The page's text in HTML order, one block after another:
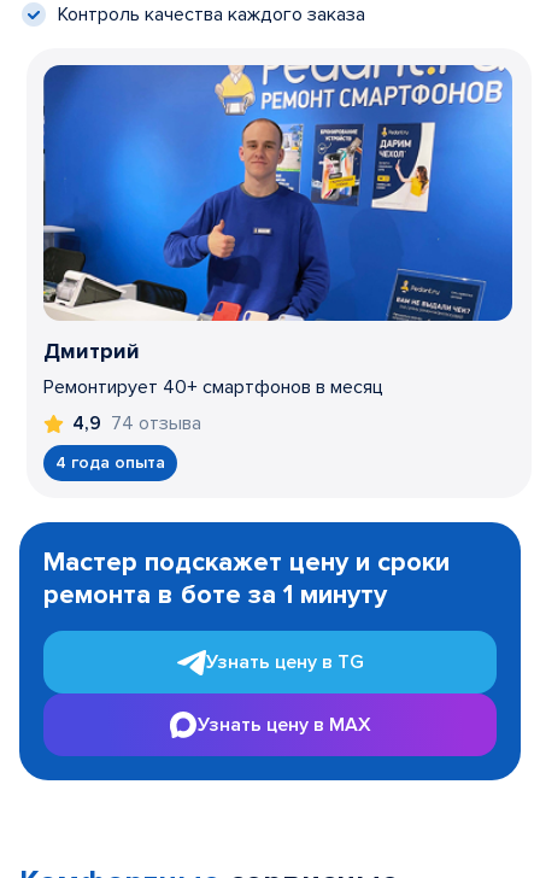
Контроль качества каждого заказа
Дмитрий
Ремонтирует 40+ смартфонов в месяц
4,9 74 отзыва
4 года опыта
1
Мастер подскажет цену и сроки
ремонта в боте за 1 минуту
Узнать цену в TG
Узнать цену в MAX